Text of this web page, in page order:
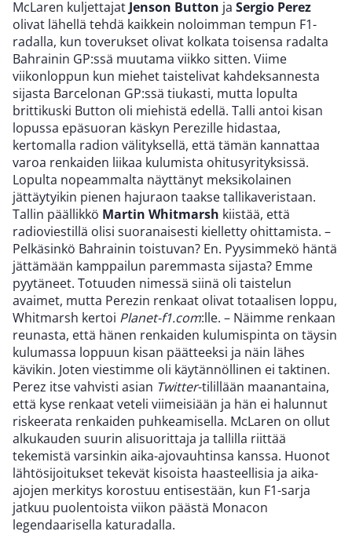
McLaren kuljettajat Jenson Button ja Sergio Perez
olivat lähellä tehdä kaikkein noloimman tempun F1-
radalla, kun toverukset olivat kolkata toisensa radalta
Bahrainin GP:ssä muutama viikko sitten. Viime
viikonloppun kun miehet taistelivat kahdeksannesta
sijasta Barcelonan GP:ssä tiukasti, mutta lopulta
brittikuski Button oli miehistä edellä. Talli antoi kisan
lopussa epäsuoran käskyn Perezille hidastaa,
kertomalla radion välityksellä, että tämän kannattaa
varoa renkaiden liikaa kulumista ohitusyrityksissä.
Lopulta nopeammalta näyttänyt meksikolainen
jättäytyikin pienen hajuraon taakse tallikaveristaan.
Tallin päällikkö Martin Whitmarsh kiistää, että
radioviestillä olisi suoranaisesti kielletty ohittamista. –
Pelkäsinkö Bahrainin toistuvan? En. Pyysimmekö häntä
jättämään kamppailun paremmasta sijasta? Emme
pyytäneet. Totuuden nimessä siinä oli taistelun
avaimet, mutta Perezin renkaat olivat totaalisen loppu,
Whitmarsh kertoi Planet-f1.com:lle. – Näimme renkaan
reunasta, että hänen renkaiden kulumispinta on täysin
kulumassa loppuun kisan päätteeksi ja näin lähes
kävikin. Joten viestimme oli käytännöllinen ei taktinen.
Perez itse vahvisti asian Twitter-tilillään maanantaina,
että kyse renkaat veteli viimeisiään ja hän ei halunnut
riskeerata renkaiden puhkeamisella. McLaren on ollut
alkukauden suurin alisuorittaja ja tallilla riittää
tekemistä varsinkin aika-ajovauhtinsa kanssa. Huonot
lähtösijoitukset tekevät kisoista haasteellisia ja aika-
ajojen merkitys korostuu entisestään, kun F1-sarja
jatkuu puolentoista viikon päästä Monacon
legendaarisella katuradalla.